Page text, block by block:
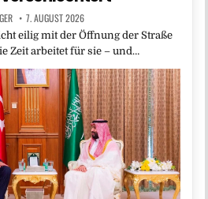
7. AUGUST 2026
eilig mit der Öffnung der Straße
Zeit arbeitet für sie – und…